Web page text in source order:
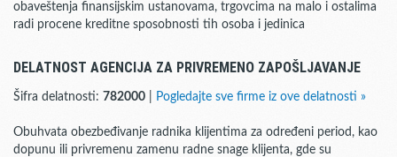
obaveštenja finansijskim ustanovama, trgovcima na malo i ostalima
radi procene kreditne sposobnosti tih osoba i jedinica
DELATNOST AGENCIJA ZA PRIVREMENO ZAPOŠLJAVANJE
Šifra delatnosti: 782000 Pogledajte sve firme iz ove delatnosti »
Obuhvata obezbeđivanje radnika klijentima za određeni period, kao
dopunu ili privremenu zamenu radne snage klijenta, gde su